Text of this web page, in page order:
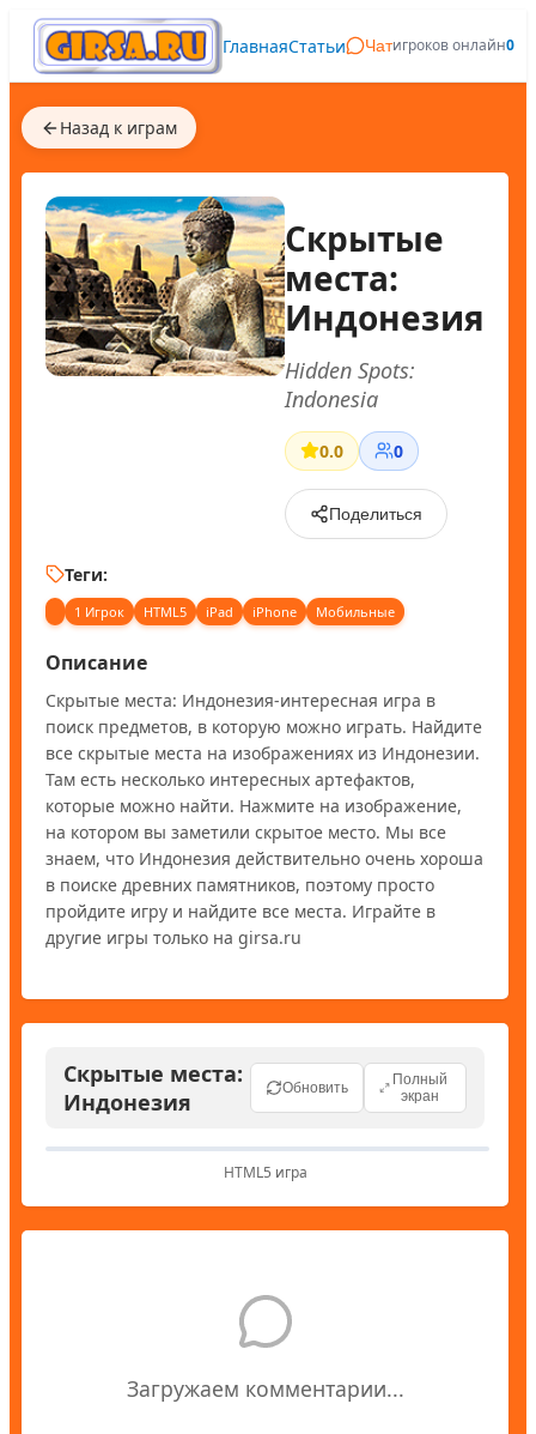
ГлавнаяСтатьи Чатигроков онлайн0
Назад к играм
Скрытые
места:
Индонезия
Hidden Spots:
Indonesia
0.0 0
Поделиться
Теги:
1 Игрок HTML5 iPad iPhone Мобильные
Описание
Скрытые места: Индонезия-интересная игра в
поиск предметов, в которую можно играть. Найдите
все скрытые места на изображениях из Индонезии.
Там есть несколько интересных артефактов,
которые можно найти. Нажмите на изображение,
на котором вы заметили скрытое место. Мы все
знаем, что Индонезия действительно очень хороша
в поиске древних памятников, поэтому просто
пройдите игру и найдите все места. Играйте в
другие игры только на girsa.ru
Скрытые места:
Индонезия
Обновить
Полный
экран
HTML5 игра
Загружаем комментарии...